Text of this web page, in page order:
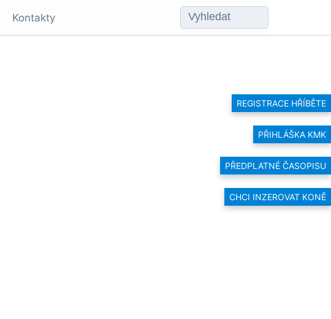
REGISTRACE HŘÍBĚTE
PŘIHLÁŠKA KMK
PŘEDPLATNÉ ČASOPISU
CHCI INZEROVAT KONĚ
Kontakty